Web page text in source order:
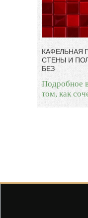
КАФЕЛЬНАЯ
СТЕНЫ И
БЕЗ
Подробное
том, как